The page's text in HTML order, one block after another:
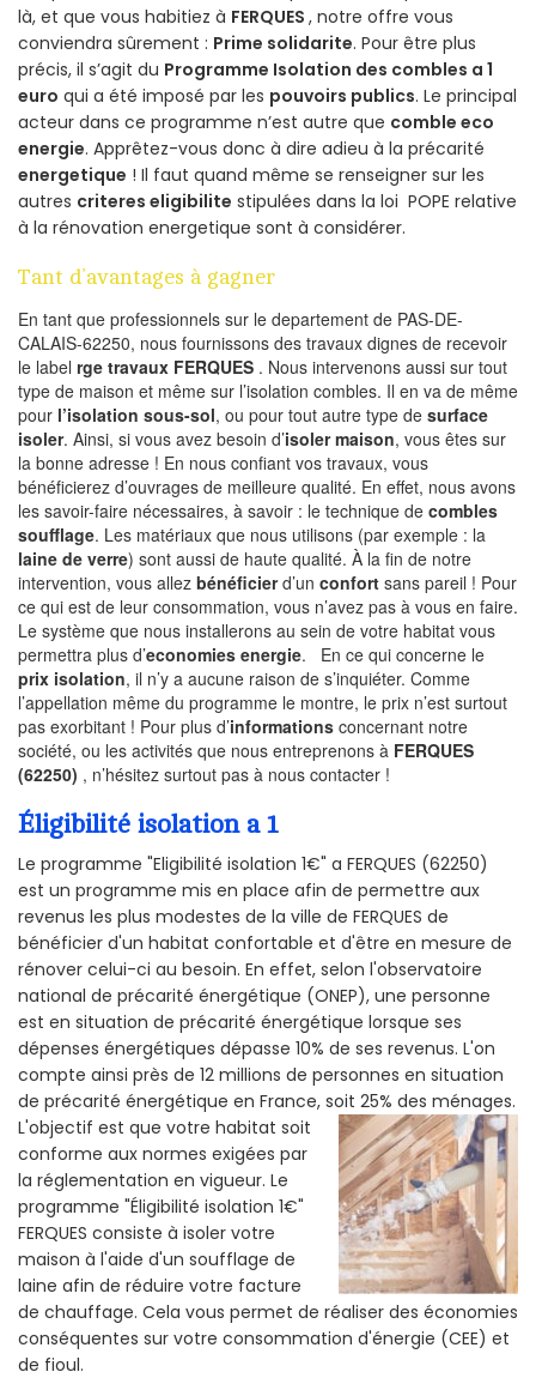
là, et que vous habitiez à FERQUES , notre offre vous
conviendra sûrement : Prime solidarite. Pour être plus
précis, il s’agit du Programme Isolation des combles a 1
euro qui a été imposé par les pouvoirs publics. Le principal
acteur dans ce programme n’est autre que comble eco
energie. Apprêtez-vous donc à dire adieu à la précarité
energetique ! Il faut quand même se renseigner sur les
autres criteres eligibilite stipulées dans la loi POPE relative
à la rénovation energetique sont à considérer.
Tant d’avantages à gagner
En tant que professionnels sur le departement de PAS-DE-
CALAIS-62250, nous fournissons des travaux dignes de recevoir
le label rge travaux FERQUES . Nous intervenons aussi sur tout
type de maison et même sur l’isolation combles. Il en va de même
pour l’isolation sous-sol, ou pour tout autre type de surface
isoler. Ainsi, si vous avez besoin d’isoler maison, vous êtes sur
la bonne adresse ! En nous confiant vos travaux, vous
bénéficierez d’ouvrages de meilleure qualité. En effet, nous avons
les savoir-faire nécessaires, à savoir : le technique de combles
soufflage. Les matériaux que nous utilisons (par exemple : la
laine de verre) sont aussi de haute qualité. À la fin de notre
intervention, vous allez bénéficierd’un confort sans pareil ! Pour
ce qui est de leur consommation, vous n’avez pas à vous en faire.
Le système que nous installerons au sein de votre habitat vous
permettra plus d’economies energie. En ce qui concerne le
prix isolation, il n’y a aucune raison de s’inquiéter. Comme
l’appellation même du programme le montre, le prix n’est surtout
pas exorbitant ! Pour plus d’informations concernant notre
société, ou les activités que nous entreprenons à FERQUES
(62250) , n’hésitez surtout pas à nous contacter !
Éligibilité isolation a 1
Le programme "Eligibilité isolation 1€" a FERQUES (62250)
est un programme mis en place afin de permettre aux
revenus les plus modestes de la ville de FERQUES de
bénéficier d'un habitat confortable et d'être en mesure de
rénover celui-ci au besoin. En effet, selon l'observatoire
national de précarité énergétique (ONEP), une personne
est en situation de précarité énergétique lorsque ses
dépenses énergétiques dépasse 10% de ses revenus. L'on
compte ainsi près de 12 millions de personnes en situation
de précarité énergétique en France, soit 25% des ménages.
L'objectif est que votre habitat soit
conforme aux normes exigées par
la réglementation en vigueur. Le
programme "Éligibilité isolation 1€"
FERQUES consiste à isoler votre
maison à l'aide d'un soufflage de
laine afin de réduire votre facture
de chauffage. Cela vous permet de réaliser des économies
conséquentes sur votre consommation d'énergie (CEE) et
de fioul.